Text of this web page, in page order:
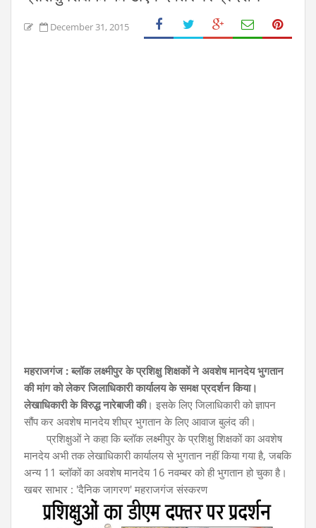
December 31, 2015
महराजगंज : ब्लॉक लक्ष्मीपुर के प्रशिक्षु शिक्षकों ने अवशेष मानदेय भुगतान
की मांग को लेकर जिलाधिकारी कार्यालय के समक्ष प्रदर्शन किया।
लेखाधिकारी के विरुद्ध नारेबाजी की। इसके लिए जिलाधिकारी को ज्ञापन
सौंप कर अवशेष मानदेय शीघ्र भुगतान के लिए आवाज बुलंद की।
प्रशिक्षुओं ने कहा कि ब्लॉक लक्ष्मीपुर के प्रशिक्षु शिक्षकों का अवशेष
मानदेय अभी तक लेखाधिकारी कार्यालय से भुगतान नहीं किया गया है, जबकि
अन्य 11 ब्लॉकों का अवशेष मानदेय 16 नवम्बर को ही भुगतान हो चुका है।
खबर साभार : 'दैनिक जागरण' महराजगंज संस्करण